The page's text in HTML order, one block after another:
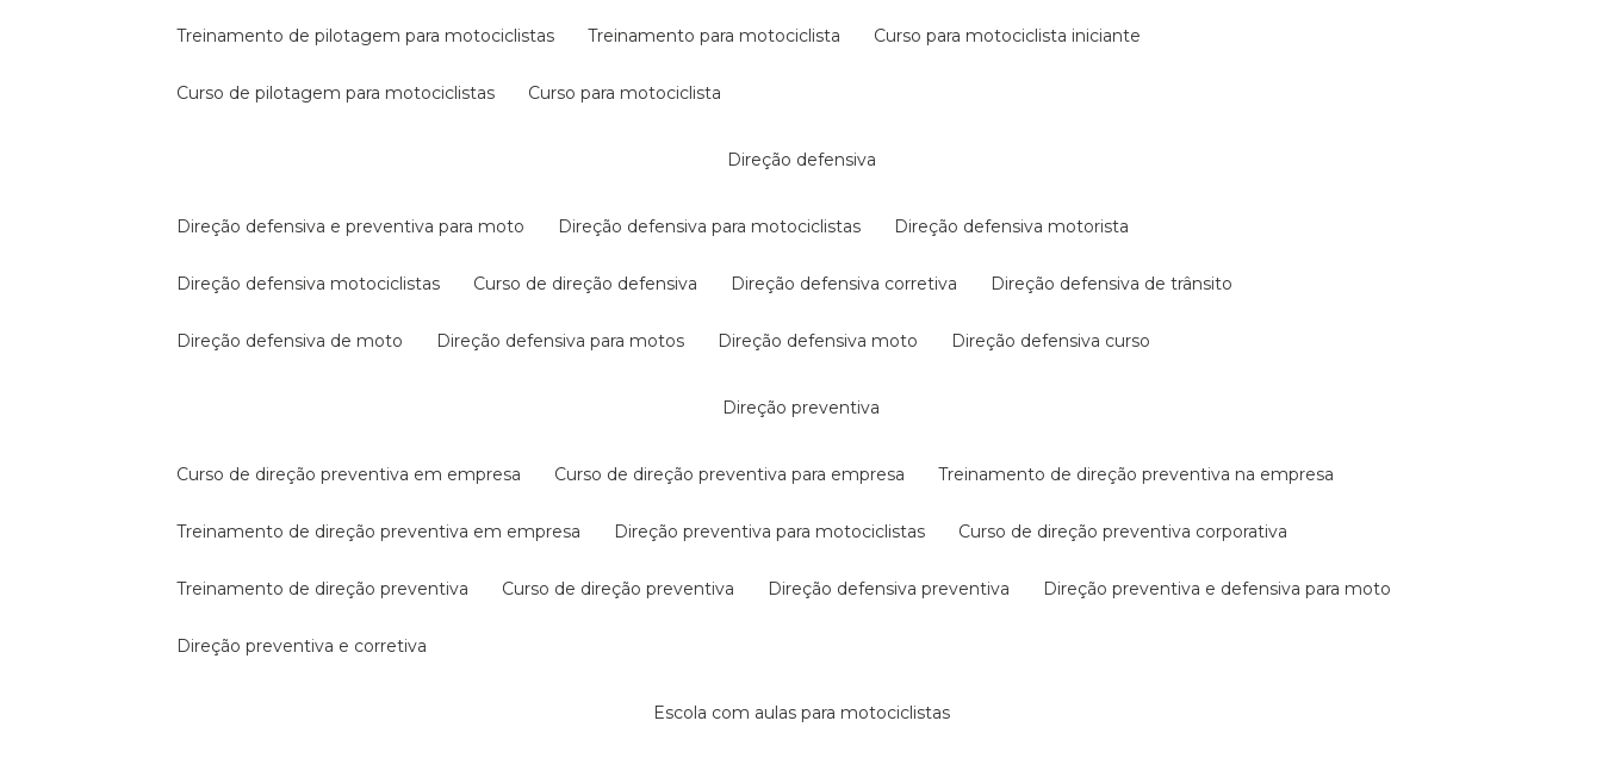
treinamento de pilotagem para motociclistas treinamento para motociclista curso para motociclista iniciante
curso de pilotagem para motociclistas curso para motociclista
direção defensiva
direção defensiva e preventiva para moto direção defensiva para motociclistas direção defensiva motorista
direção defensiva motociclistas curso de direção defensiva direção defensiva corretiva direção defensiva de trânsito
direção defensiva de moto direção defensiva para motos direção defensiva moto direção defensiva curso
direção preventiva
curso de direção preventiva em empresa curso de direção preventiva para empresa treinamento de direção preventiva na empresa
treinamento de direção preventiva em empresa direção preventiva para motociclistas curso de direção preventiva corporativa
treinamento de direção preventiva curso de direção preventiva direção defensiva preventiva direção preventiva e defensiva para moto
direção preventiva e corretiva
escola com aulas para motociclistas